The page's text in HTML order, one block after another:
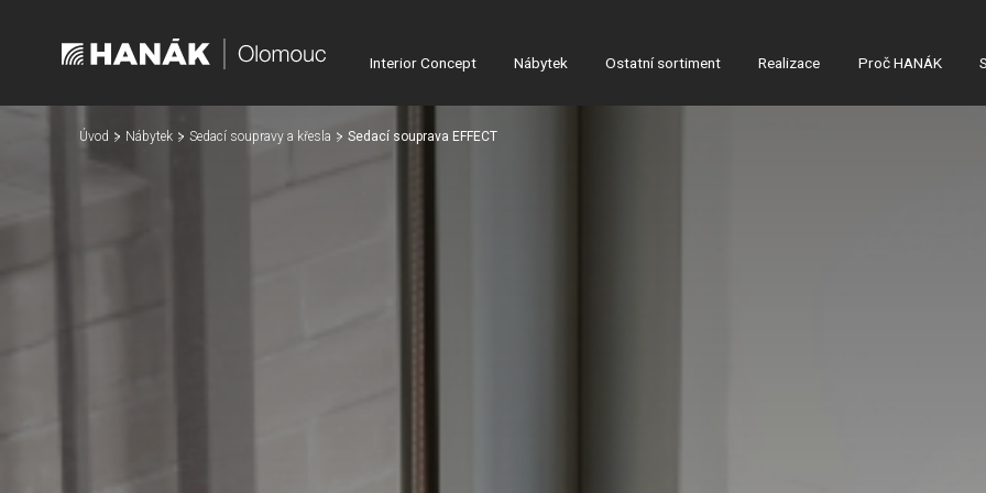
Interior Concept Nábytek Ostatní sortiment Realizace Proč HANÁK
Úvod Nábytek Sedací soupravy a křesla Sedací souprava EFFECT